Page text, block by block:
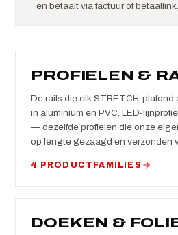
en betaalt via factuur of betaallink.
PROFIELEN &
De rails die elk STRETCH-plafond
in aluminium en PVC, LED-
— dezelfde profielen die onze
op lengte gezaagd en verzonden
4 PRODUCTFAMILIES
DOEKEN &